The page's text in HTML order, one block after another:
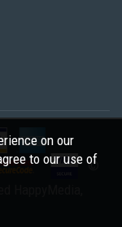
©
on our
to our use of